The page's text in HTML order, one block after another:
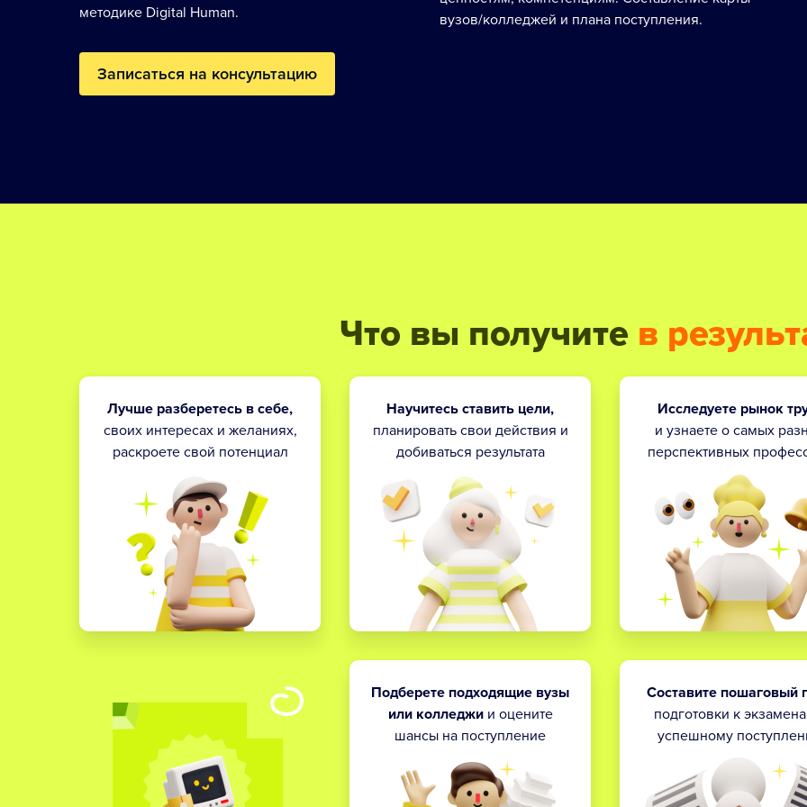
методике Digital Human.
вузов/колледжей и плана поступления.
Записаться на консультацию
Что вы получите в
Лучше разберетесь в себе,
своих интересах и желаниях,
раскроете свой потенциал
Научитесь ставить цели,
планировать свои действия и
добиваться результата
Исследуете рынок
и узнаете о самых
перспективных
Подберете подходящие вузы
или колледжии оцените
шансы на поступление
Составите пошаговый
подготовки к
успешному